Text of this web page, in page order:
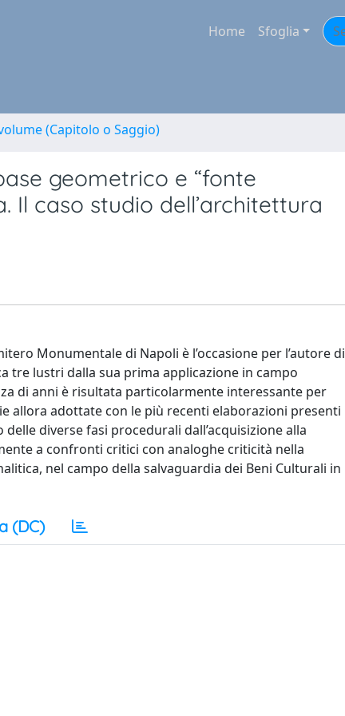
Home Sfoglia
(Capitolo o Saggio)
geometrico e “fonte
Il caso studio dell’architettura
Monumentale di Napoli è l’occasione per l’autore di
tre lustri dalla sua prima applicazione in campo
di anni è risultata particolarmente interessante per
allora adottate con le più recenti elaborazioni presenti
diverse fasi procedurali dall’acquisizione alla
a confronti critici con analoghe criticità nella
nel campo della salvaguardia dei Beni Culturali in
(DC)